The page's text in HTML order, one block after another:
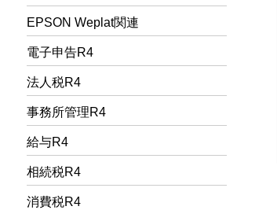
EPSON Weplat関連
電子申告R4
法人税R4
事務所管理R4
給与R4
相続税R4
消費税R4